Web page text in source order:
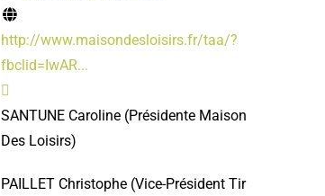
http://www.maisondesloisirs.fr/taa/?
fbclid=IwAR...
SANTUNE Caroline (Présidente Maison
Des Loisirs)
PAILLET Christophe (Vice-Président Tir